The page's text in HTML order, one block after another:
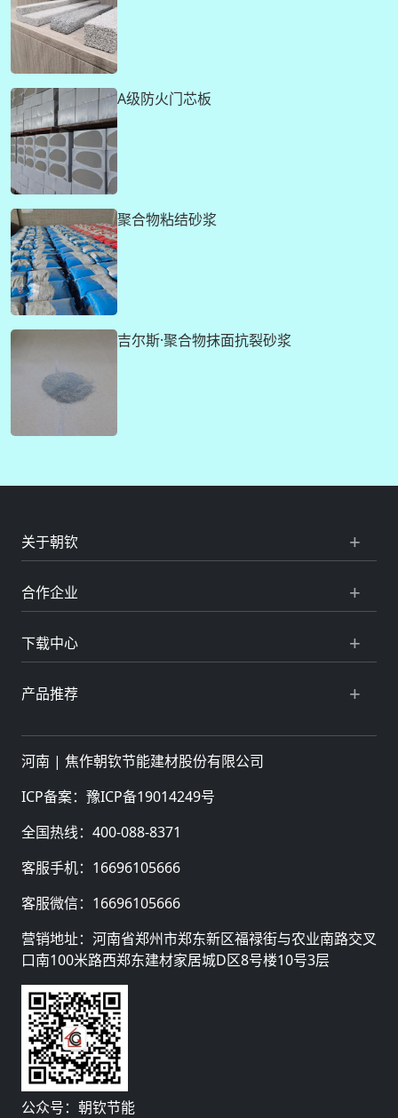
A级防火门芯板
聚合物粘结砂浆
吉尔斯·聚合物抹面抗裂砂浆
关于朝钦
合作企业
下载中心
产品推荐
河南 | 焦作朝钦节能建材股份有限公司
ICP备案： 豫ICP备19014249号
全国热线： 400-088-8371
客服手机： 16696105666
客服微信： 16696105666
营销地址：河南省郑州市郑东新区福禄街与农业南路交叉
口南100米路西郑东建材家居城D区8号楼10号3层
公众号：朝钦节能